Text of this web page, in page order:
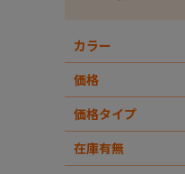
カラー
価格
価格タイプ
在庫有無